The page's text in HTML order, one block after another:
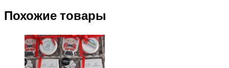
Похожие товары